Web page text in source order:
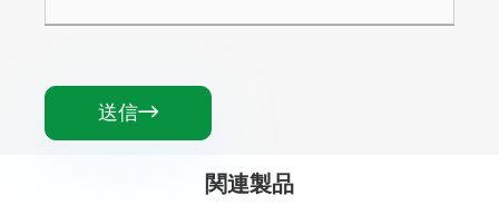
送信
関連製品